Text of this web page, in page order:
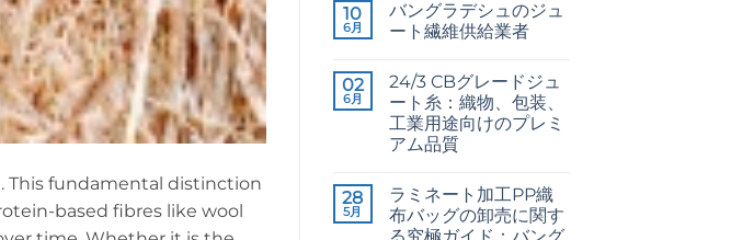
This fundamental distinction
based fibres like wool
Jute
Yarn:
Guide
and
36/4
Configurations
ン
あ
せ
ん
10
6月
バングラデシュのジュ
ート繊維供給業者
Fibre
Supplier
Bangladesh
の
ン
ま
だ
あ
せ
ん
02
6月
24/3 CBグレードジュ
ート糸：織物、包装、
工業用途向けのプレミ
アム品質
Grade
Jute
Yarn:
Premium
ン
ト
は
28
5月
ラミネート加工PP織
布バッグの卸売に関す